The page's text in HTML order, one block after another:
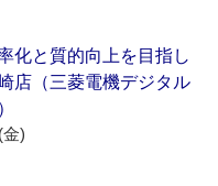
化と質的向上を目指し
店（三菱電機デジタル
)